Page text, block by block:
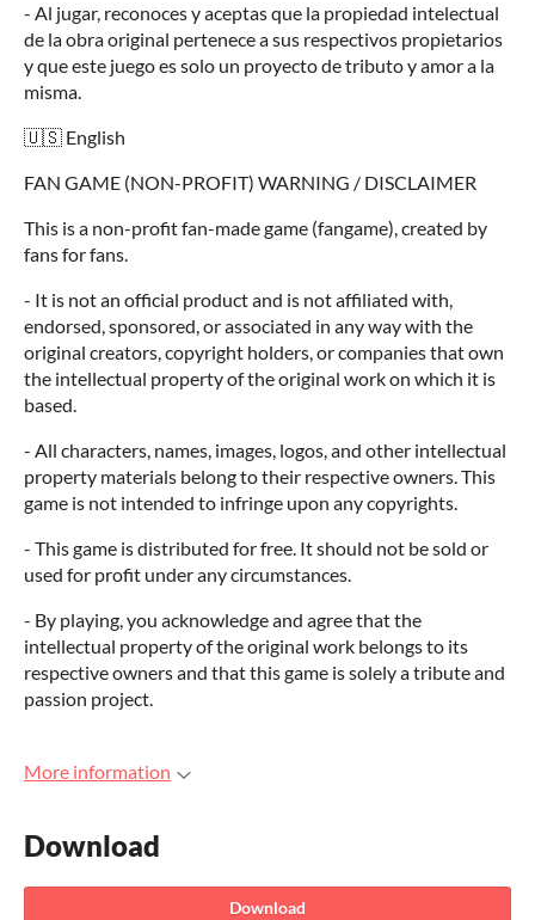
- Al jugar, reconoces y aceptas que la propiedad intelectual
de la obra original pertenece a sus respectivos propietarios
y que este juego es solo un proyecto de tributo y amor a la
misma.
🇺🇸 English
FAN GAME (NON-PROFIT) WARNING / DISCLAIMER
This is a non-profit fan-made game (fangame), created by
fans for fans.
- It is not an official product and is not affiliated with,
endorsed, sponsored, or associated in any way with the
original creators, copyright holders, or companies that own
the intellectual property of the original work on which it is
based.
- All characters, names, images, logos, and other intellectual
property materials belong to their respective owners. This
game is not intended to infringe upon any copyrights.
- This game is distributed for free. It should not be sold or
used for profit under any circumstances.
- By playing, you acknowledge and agree that the
intellectual property of the original work belongs to its
respective owners and that this game is solely a tribute and
passion project.
More information
Download
Download